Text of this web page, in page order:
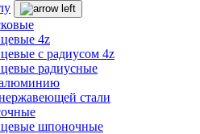
4z
с радиусом 4z
радиусные
стали
шпоночные